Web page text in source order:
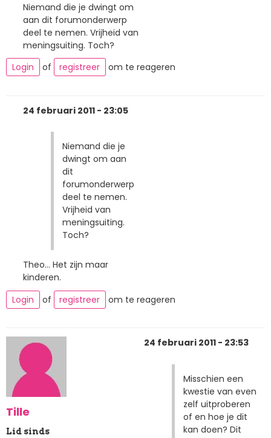
Niemand die je dwingt om
aan dit forumonderwerp
deel te nemen. Vrijheid van
meningsuiting. Toch?
Login
of registreer om te reageren
24 februari 2011 - 23:05
Niemand die je
dwingt om aan
dit
forumonderwerp
deel te nemen.
Vrijheid van
meningsuiting.
Toch?
Theo... Het zijn maar
kinderen.
Login
of registreer om te reageren
Tille
Lid sinds
24 februari 2011 - 23:53
Misschien een
kwestie van even
zelf uitproberen
of en hoe je dit
kan doen? Dit